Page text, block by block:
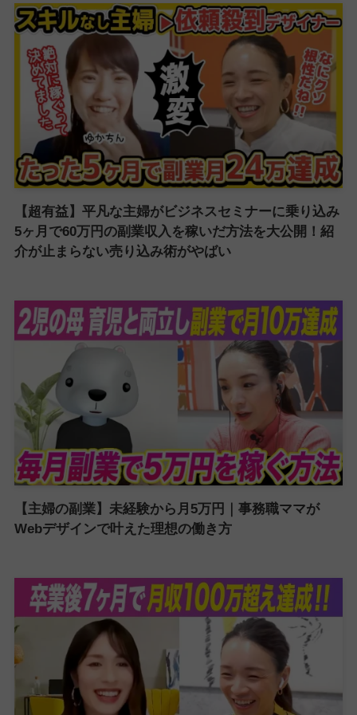
【超有益】平凡な主婦がビジネスセミナーに乗り込み
5ヶ月で60万円の副業収入を稼いだ方法を大公開！紹
介が止まらない売り込み術がやばい
【主婦の副業】未経験から月5万円｜事務職ママが
Webデザインで叶えた理想の働き方